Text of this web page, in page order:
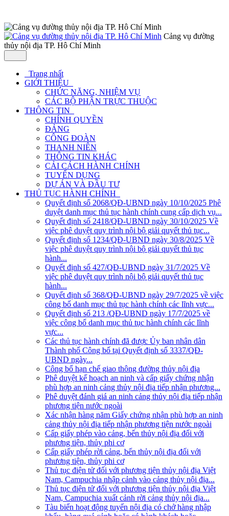
Cảng vụ đường
thủy nội địa TP. Hô Chí Minh
Trang nhất
GIỚI THIỆU
CHỨC NĂNG, NHIỆM VỤ
CÁC BỘ PHẬN TRỰC THUỘC
THÔNG TIN
CHÍNH QUYỀN
ĐẢNG
CÔNG ĐOÀN
THANH NIÊN
THÔNG TIN KHÁC
CẢI CÁCH HÀNH CHÍNH
TUYỂN DỤNG
DỰ ÁN VÀ ĐẦU TƯ
THỦ TỤC HÀNH CHÍNH
Quyết định số 2068/QĐ-UBND ngày 10/10/2025 Phê
duyệt danh mục thủ tục hành chính cung cấp dịch vụ...
Quyết định số 2418/QĐ-UBND ngày 30/10/2025 Về
việc phê duyệt quy trình nội bộ giải quyết thủ tục...
Quyết định số 1234/QĐ-UBND ngày 30/8/2025 Về
việc phê duyệt quy trình nội bộ giải quyết thủ tục
hành...
Quyết định số 427/QĐ-UBND ngày 31/7/2025 Về
việc phê duyệt quy trình nội bộ giải quyết thủ tục
hành...
Quyết định số 368/QĐ-UBND ngày 29/7/2025 về việc
công bố danh mục thủ tục hành chính các lĩnh vực...
Quyết định số 213 /QĐ-UBND ngày 17/7/2025 về
việc công bố danh mục thủ tục hành chính các lĩnh
vực...
Các thủ tục hành chính đã được Ủy ban nhân dân
Thành phố Công bố tại Quyết định số 3337/QĐ-
UBND ngày...
Công bố hạn chế giao thông đường thủy nội địa
Phê duyệt kế hoạch an ninh và cấp giấy chứng nhận
phù hợp an ninh cảng thủy nội địa tiếp nhận phương...
Phê duyệt đánh giá an ninh cảng thủy nội địa tiếp nhận
phương tiện nước ngoài
Xác nhận hàng năm Giấy chứng nhận phù hợp an ninh
cảng thủy nội địa tiếp nhận phương tiện nước ngoài
Cấp giấy phép vào cảng, bến thủy nội địa đối với
phương tiện, thủy phi cơ
Cấp giấy phép rời cảng, bến thủy nội địa đối với
phương tiện, thủy phi cơ
Thủ tục điện tử đối với phương tiện thủy nội địa Việt
Nam, Campuchia nhập cảnh vào cảng thủy nội địa...
Thủ tục điện tử đối với phương tiện thủy nội địa Việt
Nam, Campuchia xuất cảnh rời cảng thủy nội địa...
Tàu biển hoạt động tuyến nội địa có chở hàng nhập